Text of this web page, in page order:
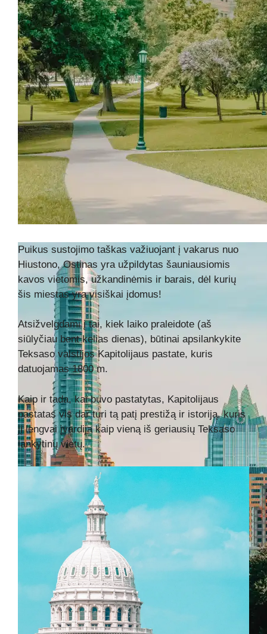
Puikus sustojimo taškas važiuojant į vakarus nuo
Hiustono, Ostinas yra užpildytas šauniausiomis
kavos vietomis, užkandinėmis ir barais, dėl kurių
šis miestas yra visiškai įdomus!
Atsižvelgdami į tai, kiek laiko praleidote (aš
siūlyčiau bent kelias dienas), būtinai apsilankykite
Teksaso valstijos Kapitolijaus pastate, kuris
datuojamas 1800 m.
Kaip ir tada, kai buvo pastatytas, Kapitolijaus
pastatas vis dar turi tą patį prestižą ir istoriją, kuris
jį lengvai įvardija kaip vieną iš geriausių Teksaso
lankytinų vietų.